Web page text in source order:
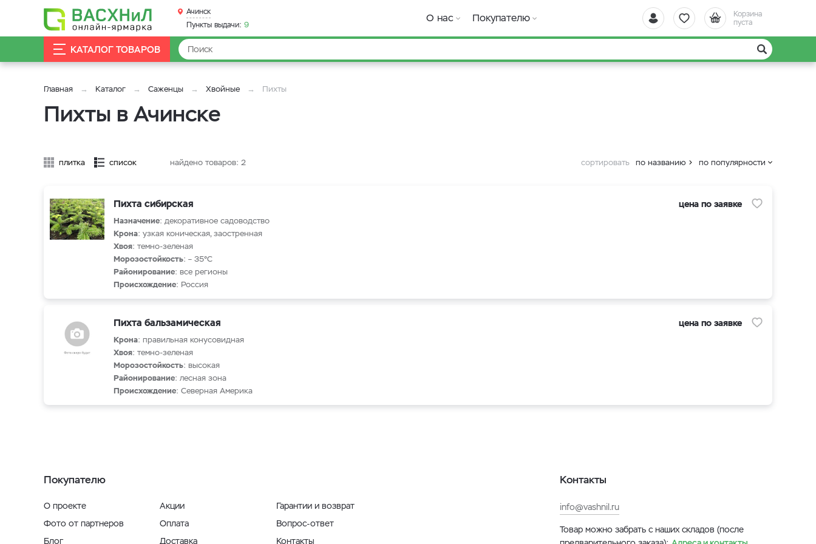
Корзина
пуста
Ачинск
Пункты выдачи: 9
О нас Покупателю
КАТАЛОГ ТОВАРОВ
Главная Каталог Саженцы Хвойные Пихты
Пихты в Ачинске
плитка список найдено товаров: 2 сортировать по названию по популярности
Пихта сибирская
Назначение: декоративное садоводство
Крона: узкая коническая, заостренная
Хвоя: темно-зеленая
Морозостойкость: – 35°С
Районирование: все регионы
Происхождение: Россия
цена по заявке
Пихта бальзамическая
Крона: правильная конусовидная
Хвоя: темно-зеленая
Морозостойкость: высокая
Районирование: лесная зона
Происхождение: Северная Америка
цена по заявке
Покупателю
О проекте
Фото от партнеров
Блог
Акции
Оплата
Доставка
Гарантии и возврат
Вопрос-ответ
Контакты
Контакты
info@vashnil.ru
Товар можно забрать с наших складов (после